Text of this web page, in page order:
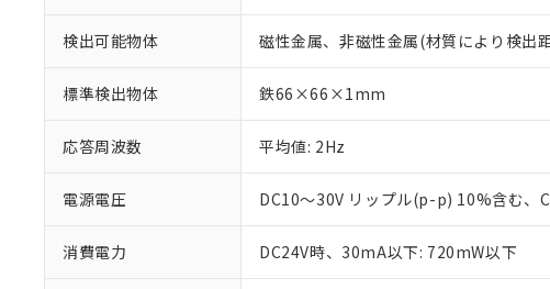
検出可能物体 磁性金属、非磁性金属(材質により検出
標準検出物体 鉄66×66×1mm
応答周波数 平均値: 2Hz
電源電圧 DC10～30V リップル(p-p) 10%含む、
消費電力 DC24V時、30mA以下: 720mW以下